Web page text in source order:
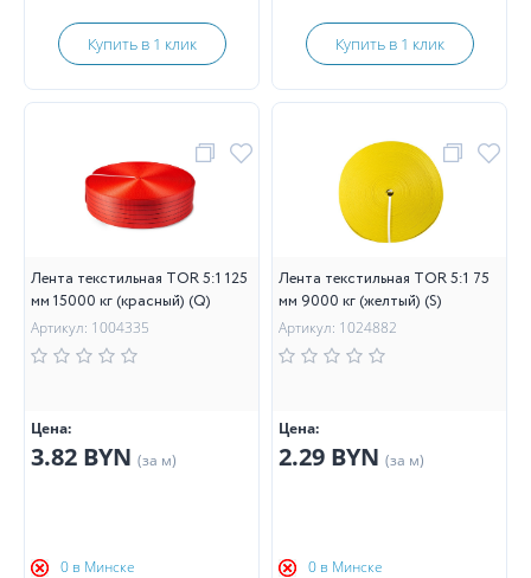
Купить в 1 клик Купить в 1 клик
Лента текстильная TOR 5:1 125
мм 15000 кг (красный) (Q)
Артикул: 1004335
Цена:
3.82 BYN (за м)
0 в Минске
Лента текстильная TOR 5:1 75
мм 9000 кг (желтый) (S)
Артикул: 1024882
Цена:
2.29 BYN (за м)
0 в Минске